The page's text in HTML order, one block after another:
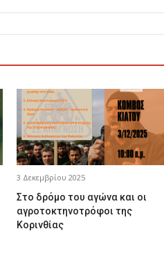
3 Δεκεμβρίου 2025
Στο δρόμο του αγώνα και οι
αγροτοκτηνοτρόφοι της
Κορινθίας